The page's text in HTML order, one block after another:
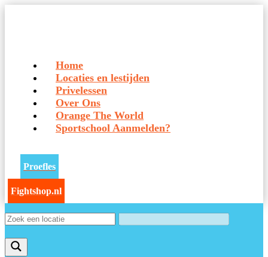
Home
Locaties en lestijden
Privelessen
Over Ons
Orange The World
Sportschool Aanmelden?
Proefles
Fightshop.nl